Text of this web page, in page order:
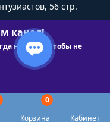
0
Корзина
Кабинет
56 стр.
канал!
на связи чтобы не